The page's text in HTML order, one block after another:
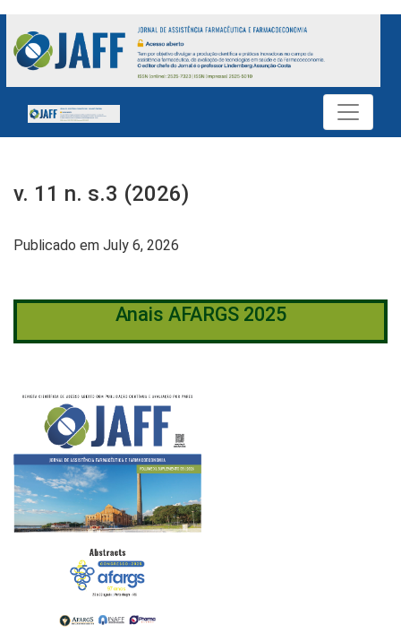
v. 11 n. s.3 (2026): Anais AFARGS 2025
v. 11 n. s.3 (2026)
Publicado em July 6, 2026
Anais AFARGS 2025